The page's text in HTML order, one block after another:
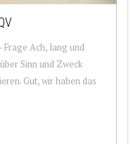
Ach, lang und
Sinn und Zweck
Gut, wir haben das